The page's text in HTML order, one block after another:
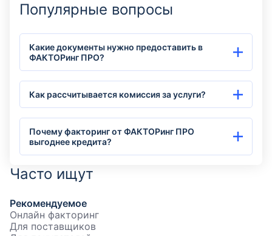
Популярные вопросы
Какие документы нужно предоставить в
ФАКТОРинг ПРО?
Как рассчитывается комиссия за услуги?
Почему факторинг от ФАКТОРинг ПРО
выгоднее кредита?
Часто ищут
Рекомендуемое
Онлайн факторинг
Для поставщиков